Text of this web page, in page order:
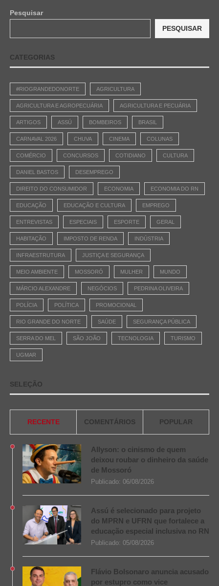
Pesquisar
PESQUISAR
CATEGORIAS
#RIOGRANDEDONORTE AGRICULTURA
AGRICULTURA E AGROPECUÁRIA AGRICULTURA E PECUÁRIA
ARTIGOS ASSÚ BOMBEIROS BRASIL
CARNAVAL 2026 CHUVA CINEMA COLUNAS
COMÉRCIO CONCURSOS COTIDIANO CULTURA
DANIEL BASTOS DESEMPREGO
DIREITO DO CONSUMIDOR ECONOMIA ECONOMIA DO RN
EDUCAÇÃO EDUCAÇÃO E CULTURA EMPREGO
ENTREVISTAS ESPECIAIS ESPORTE GERAL
HABITAÇÃO IMPOSTO DE RENDA INDÚSTRIA
INFRAESTRUTURA JUSTIÇA E SEGURANÇA
MEIO AMBIENTE MOSSORÓ MULHER MUNDO
MÁRCIO ALEXANDRE NEGÓCIOS PEDRINA OLIVEIRA
POLÍCIA POLÍTICA PROMOCIONAL
RIO GRANDE DO NORTE SAÚDE SEGURANÇA PÚBLICA
SERRA DO MEL SÃO JOÃO TECNOLOGIA TURISMO
UGMAR
SELEÇÃO
RECENTE COMENTÁRIOS POPULAR
Allyson: o cinismo de quem
deixou roubar o dinheiro da saúde
de Mossoró
Publicado: 06/08/2026
Assú é selecionado para projeto
do MPRN e UFRN que fortalece a
educação especial inclusiva no RN
Publicado: 05/08/2026
Flávio Bolsonaro anuncia acusado
por estupro como vice